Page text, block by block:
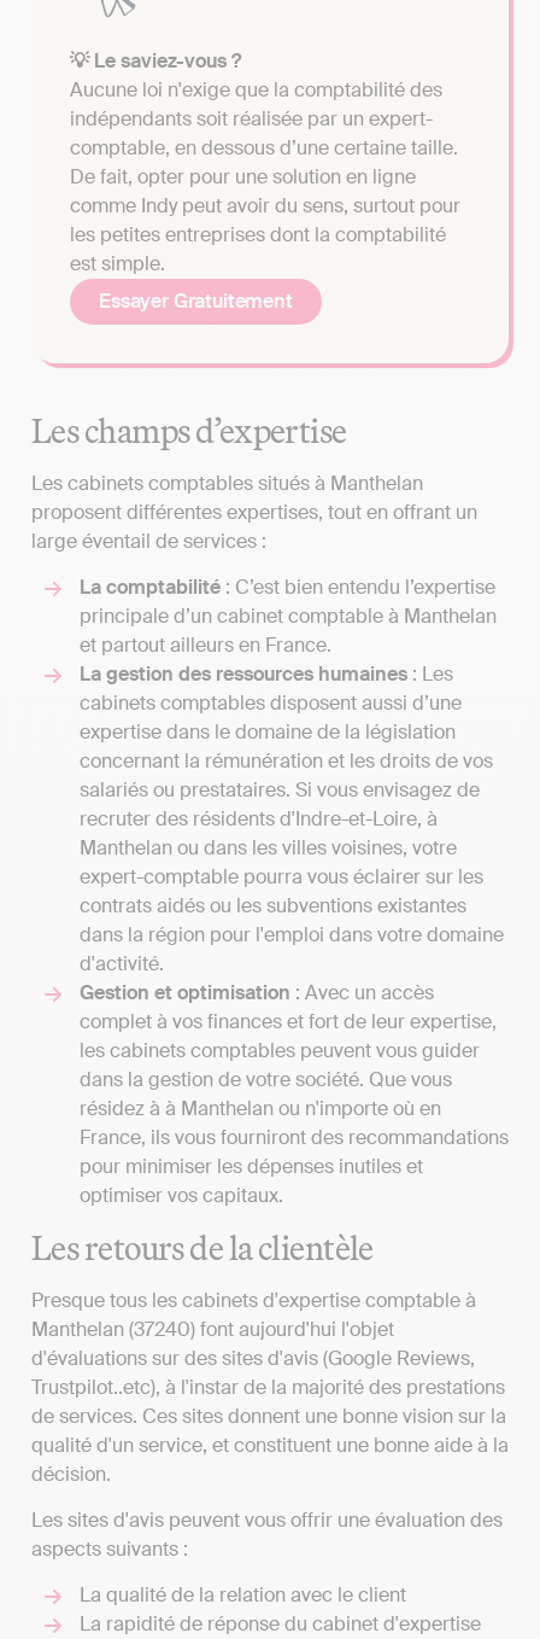
💡 Le saviez-vous ?
Aucune loi n'exige que la comptabilité des
indépendants soit réalisée par un expert-
comptable, en dessous d’une certaine taille.
De fait, opter pour une solution en ligne
comme Indy peut avoir du sens, surtout pour
les petites entreprises dont la comptabilité
est simple.
Essayer Gratuitement
Les champs d’expertise
Les cabinets comptables situés à Manthelan
proposent différentes expertises, tout en offrant un
large éventail de services :
La comptabilité : C’est bien entendu l’expertise
principale d’un cabinet comptable à Manthelan
et partout ailleurs en France.
La gestion des ressources humaines : Les
cabinets comptables disposent aussi d’une
expertise dans le domaine de la législation
concernant la rémunération et les droits de vos
salariés ou prestataires. Si vous envisagez de
recruter des résidents d'Indre-et-Loire, à
Manthelan ou dans les villes voisines, votre
expert-comptable pourra vous éclairer sur les
contrats aidés ou les subventions existantes
dans la région pour l'emploi dans votre domaine
d'activité.
Gestion et optimisation : Avec un accès
complet à vos finances et fort de leur expertise,
les cabinets comptables peuvent vous guider
dans la gestion de votre société. Que vous
résidez à à Manthelan ou n'importe où en
France, ils vous fourniront des recommandations
pour minimiser les dépenses inutiles et
optimiser vos capitaux.
Les retours de la clientèle
Presque tous les cabinets d'expertise comptable à
Manthelan (37240) font aujourd'hui l'objet
d'évaluations sur des sites d'avis (Google Reviews,
Trustpilot..etc), à l'instar de la majorité des prestations
de services. Ces sites donnent une bonne vision sur la
qualité d'un service, et constituent une bonne aide à la
décision.
Les sites d'avis peuvent vous offrir une évaluation des
aspects suivants :
La qualité de la relation avec le client
La rapidité de réponse du cabinet d'expertise